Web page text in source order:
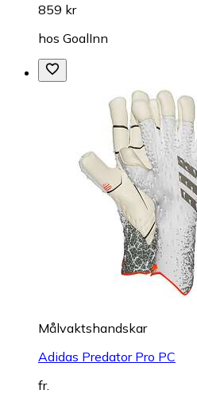
859 kr
hos GoalInn
Målvaktshandskar
Adidas Predator Pro PC
fr.